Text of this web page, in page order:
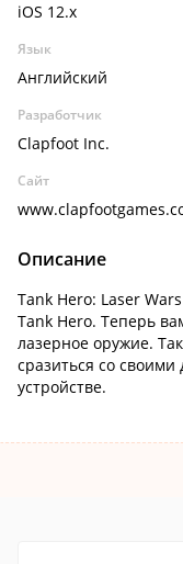
iOS 12.x
Язык
Английский
Разработчик
Clapfoot Inc.
Сайт
Описание
Tank Hero: Laser
Tank Hero. Теперь
лазерное оружие.
сразиться со
устройстве.